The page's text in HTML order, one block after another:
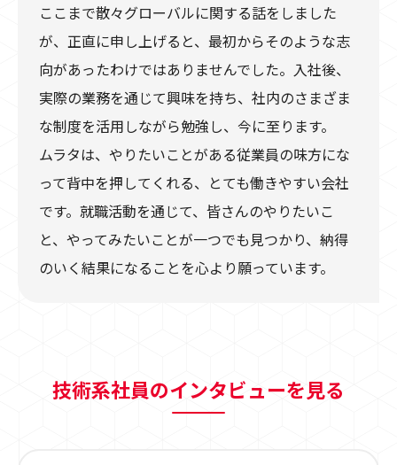
ここまで散々グローバルに関する話をしました
が、正直に申し上げると、最初からそのような志
向があったわけではありませんでした。入社後、
実際の業務を通じて興味を持ち、社内のさまざま
な制度を活用しながら勉強し、今に至ります。
ムラタは、やりたいことがある従業員の味方にな
って背中を押してくれる、とても働きやすい会社
です。就職活動を通じて、皆さんのやりたいこ
と、やってみたいことが一つでも見つかり、納得
のいく結果になることを心より願っています。
技術系社員のインタビューを見る